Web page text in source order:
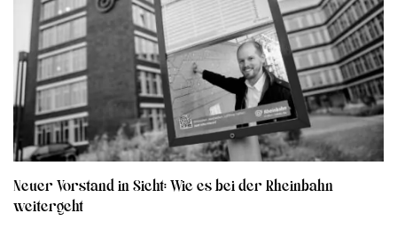
Neuer Vorstand in Sicht: Wie es bei der Rheinbahn
weitergeht